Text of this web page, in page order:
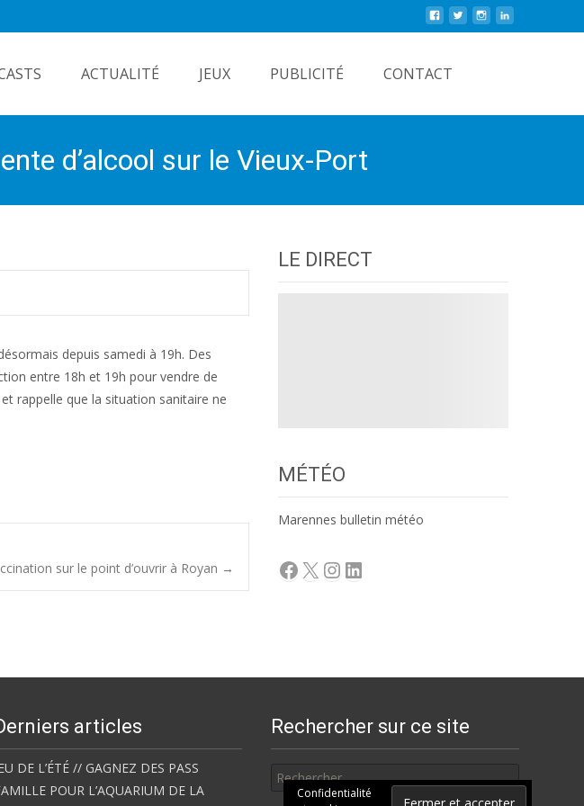
ACTUALITÉ JEUX PUBLICITÉ CONTACT
d’alcool sur le Vieux-Port
depuis samedi à 19h. Des
entre 18h et 19h pour vendre de
rappelle que la situation sanitaire ne
sur le point d’ouvrir à Royan →
LE DIRECT
MÉTÉO
Marennes bulletin météo
Facebook
X Instagram
LinkedIn
articles
DE L’ÉTÉ // GAGNEZ DES PASS
POUR L’AQUARIUM DE LA
Rechercher sur ce site
Confidentialité